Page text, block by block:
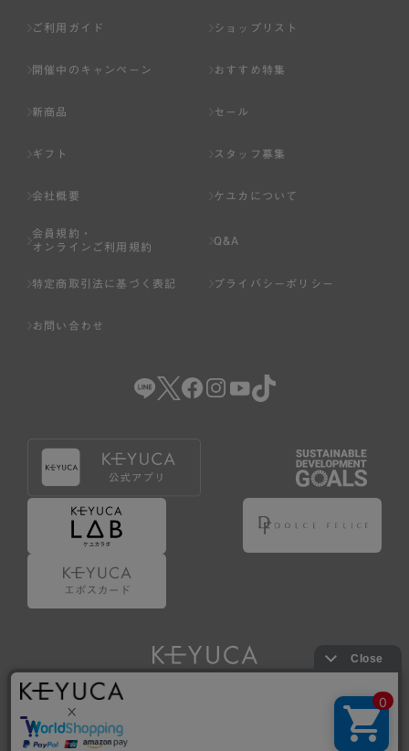
ページへの入力、または弊社が別途指定する方法に従って
基づき判断した場合は、弊社は、その登録を取り消すこと
のいずれかの事由に該当する場合は、その登録を拒否し、
または事前に通知することなく一旦なされた登録を取り消
いる場合。
（5） その他、本規約または個別規定に違反した場合。
4.会員登録が取り消された場合においても、当該会員は、
弊社とのお取引等により既に発生した支払義務等の取引上
の義務および本規約上の義務の履行責任を免れないものと
します。
5.仮登録とは、ケユカが提供するアプリ等でサービスを利
用するための簡易的な会員登録（以下「仮登録」といいま
6.仮登録をすることで、第9条のポイント付与を受けるこ
とができます。
7.仮登録状態はポイントの利用は行えず、第3条1項の通り
に登録完了することでポイント利用が行えるようになりま
す。
ご利用ガイド ショップリスト
開催中のキャンペーン おすすめ特集
新商品 セール
ギフト スタッフ募集
会社概要 ケユカについて
会員規約・
オンラインご利用規約
Q&A
特定商取引法に基づく表記 プライバシーポリシー
お問い合わせ
Copyright © KAWAJUN Co., Ltd. All Rights Reserved.